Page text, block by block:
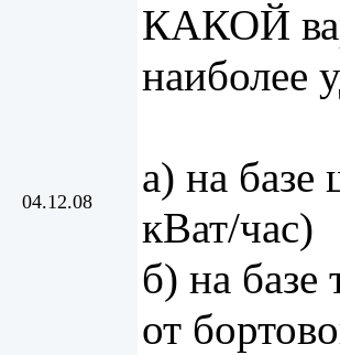
04.12.08
КАКОЙ
наиболее
а) на базе
кВат/час)
б) на базе
от